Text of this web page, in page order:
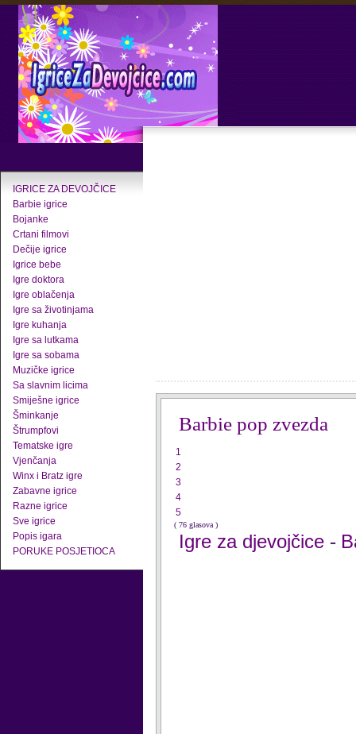
IGRICE ZA DEVOJČICE
Barbie igrice
Bojanke
Crtani filmovi
Dečije igrice
Igrice bebe
Igre doktora
Igre oblačenja
Igre sa životinjama
Igre kuhanja
Igre sa lutkama
Igre sa sobama
Muzičke igrice
Sa slavnim licima
Smiješne igrice
Šminkanje
Štrumpfovi
Tematske igre
Vjenčanja
Winx i Bratz igre
Zabavne igrice
Razne igrice
Sve igrice
Popis igara
PORUKE POSJETIOCA
Barbie pop zvezda
1
2
3
4
5
( 76 glasova )
Igre za djevojčice -